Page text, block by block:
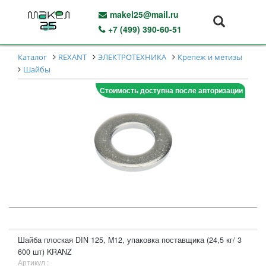
makel25@mail.ru
+7 (499) 390-60-51
Каталог REXANT ЭЛЕКТРОТЕХНИКА
Крепеж и метизы
Шайбы
Стоимость доступна после авторизации
Шайба плоская DIN 125, M12, упаковка поставщика (24,5 кг/ 3
600 шт) KRANZ
Артикул :